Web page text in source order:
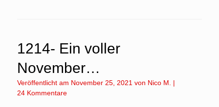
1214- Ein voller
November…
Veröffentlicht am November 25, 2021 von Nico M.
|
24 Kommentare